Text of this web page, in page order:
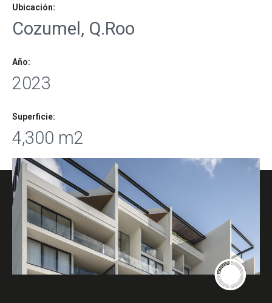
Ubicación:
Cozumel, Q.Roo
Año:
2023
Superficie:
4,300 m2